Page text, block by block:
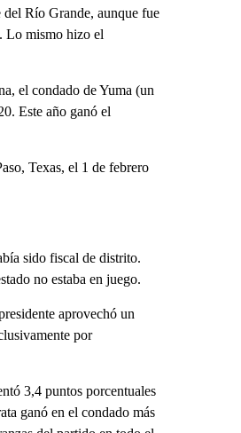
del Río Grande, aunque fue
Lo mismo hizo el
el condado de Yuma (un
Este año ganó el
Texas, el 1 de febrero
sido fiscal de distrito.
no estaba en juego.
aprovechó un
por
3,4 puntos porcentuales
ganó en el condado más